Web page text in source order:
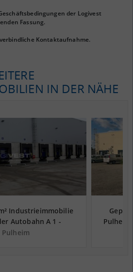
der Logivest
Fassung.
Kontaktaufnahme.
IN DER NÄHE
Industrieimmobilie
Autobahn A 1 -
Erft-Kreis
Pulheim